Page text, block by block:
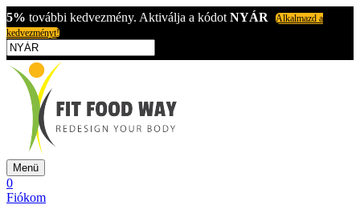
5% további kedvezmény. Aktiválja a kódot NYÁR
Alkalmazd a
kedvezményt!
Menü
0
Fiókom